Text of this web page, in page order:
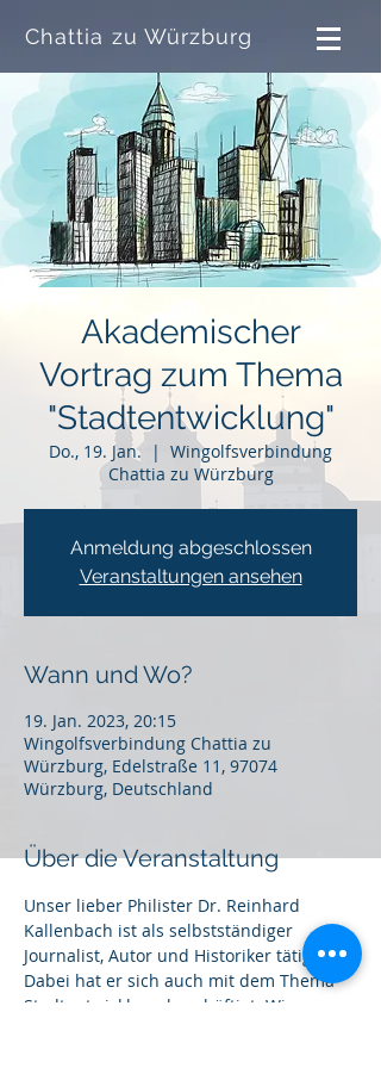
Chattia zu Würzburg
Akademischer
Vortrag zum Thema
"Stadtentwicklung"
Do., 19. Jan.
  |
Wingolfsverbindung
Chattia zu Würzburg
Anmeldung abgeschlossen
Veranstaltungen ansehen
Wann und Wo?
19. Jan. 2023, 20:15
Wingolfsverbindung Chattia zu
Würzburg, Edelstraße 11, 97074
Würzburg, Deutschland
Über die Veranstaltung
Unser lieber Philister Dr. Reinhard
Kallenbach ist als selbstständiger
Journalist, Autor und Historiker tätig.
Dabei hat er sich auch mit dem Thema
Stadtentwicklung beschäftigt. Wir